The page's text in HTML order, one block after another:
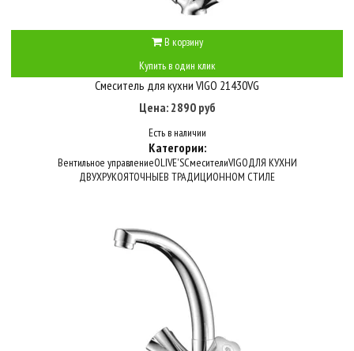
В корзину
Купить в один клик
Смеситель для кухни VIGO 21430VG
Цена: 2890 руб
Есть в наличии
Категории:
Вентильное управлениеOLIVE'SСмесителиVIGOДЛЯ КУХНИ
ДВУХРУКОЯТОЧНЫЕВ ТРАДИЦИОННОМ СТИЛЕ